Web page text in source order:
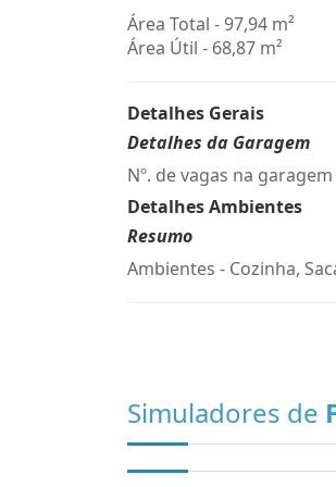
Área Total - 97,94 m²
Área Útil - 68,87 m²
Detalhes Gerais
Detalhes da Garagem
Nº. de vagas na garagem
Detalhes Ambientes
Resumo
Ambientes - Cozinha,
Simuladores de